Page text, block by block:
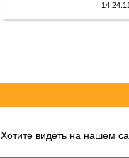
14:24:11
Хотите видеть на нашем